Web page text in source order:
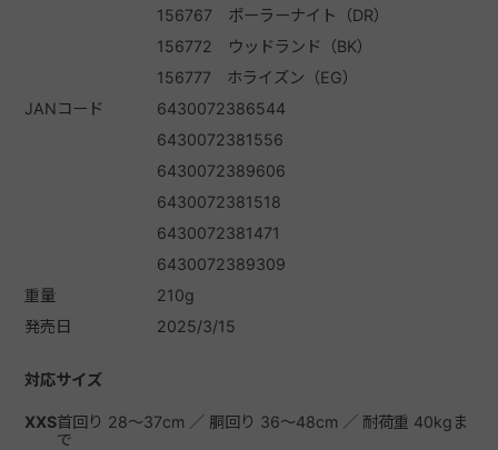
156767 ポーラーナイト（DR）
156772 ウッドランド（BK）
156777 ホライズン（EG）
JANコード
6430072386544
6430072381556
6430072389606
6430072381518
6430072381471
6430072389309
重量
210g
発売日
2025/3/15
対応サイズ
XXS首回り 28～37cm ／ 胴回り 36～48cm ／ 耐荷重 40kgま
で